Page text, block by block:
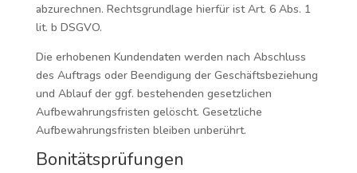
abzurechnen. Rechtsgrundlage hierfür ist Art. 6 Abs. 1
lit. b DSGVO.
Die erhobenen Kundendaten werden nach Abschluss
des Auftrags oder Beendigung der Geschäftsbeziehung
und Ablauf der ggf. bestehenden gesetzlichen
Aufbewahrungsfristen gelöscht. Gesetzliche
Aufbewahrungsfristen bleiben unberührt.
Bonitätsprüfungen